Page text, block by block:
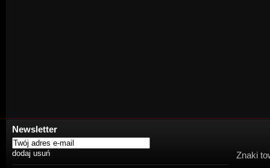
Newsletter
Znaki